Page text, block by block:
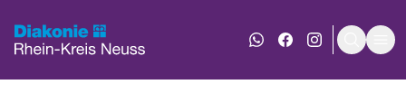
WhatsApp Nachricht
Diakonie bei
Diakonie bei
Suche